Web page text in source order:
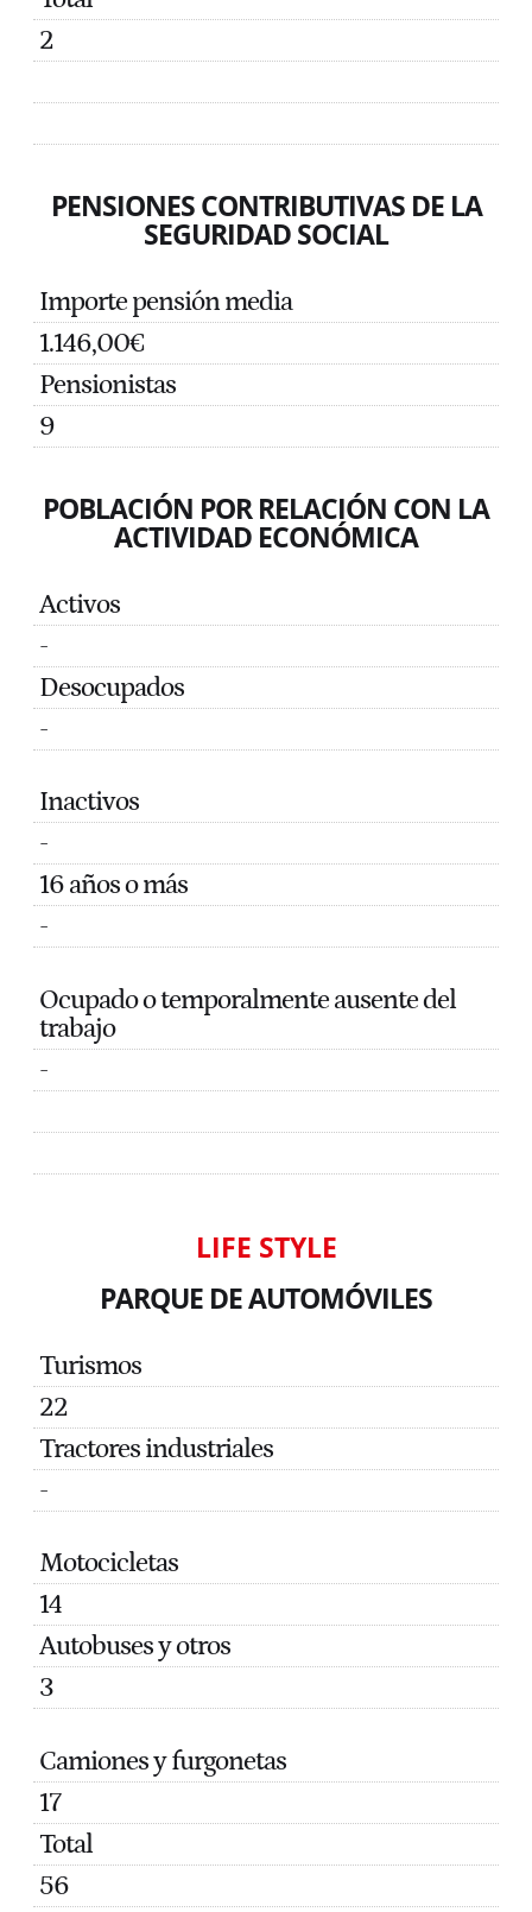
2
PENSIONES CONTRIBUTIVAS DE LA
SEGURIDAD SOCIAL
Importe pensión media
1.146,00€
Pensionistas
9
POBLACIÓN POR RELACIÓN CON LA
ACTIVIDAD ECONÓMICA
Activos
-
Desocupados
-
Inactivos
-
16 años o más
-
Ocupado o temporalmente ausente del
trabajo
-
LIFE STYLE
PARQUE DE AUTOMÓVILES
Turismos
22
Tractores industriales
-
Motocicletas
14
Autobuses y otros
3
Camiones y furgonetas
17
Total
56